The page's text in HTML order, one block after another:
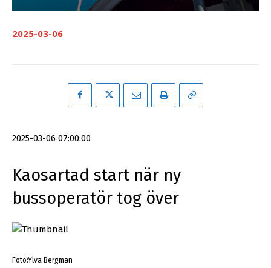
2025-03-06
2025-03-06 07:00:00
Kaosartad start när ny
bussoperatör tog över
Foto:Ylva Bergman